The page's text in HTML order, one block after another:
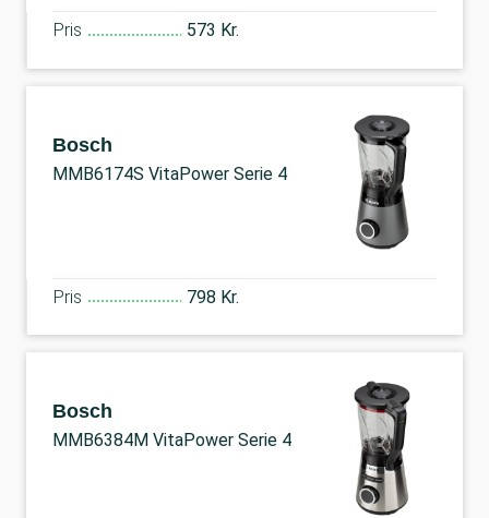
Pris 573 Kr.
Bosch
MMB6174S VitaPower Serie 4
Pris 798 Kr.
Bosch
MMB6384M VitaPower Serie 4